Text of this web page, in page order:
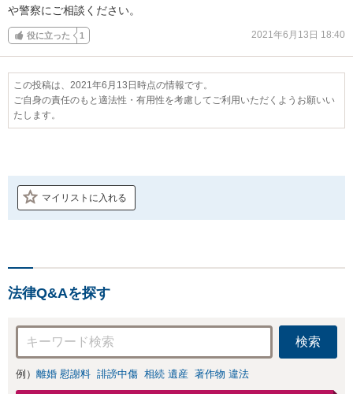
や警察にご相談ください。
役に立った 1 2021年6月13日 18:40
この投稿は、2021年6月13日時点の情報です。
ご自身の責任のもと適法性・有用性を考慮してご利用いただくようお願いい
たします。
マイリストに入れる
法律Q&Aを探す
検索
例） 離婚 慰謝料 誹謗中傷 相続 遺産 著作物 違法